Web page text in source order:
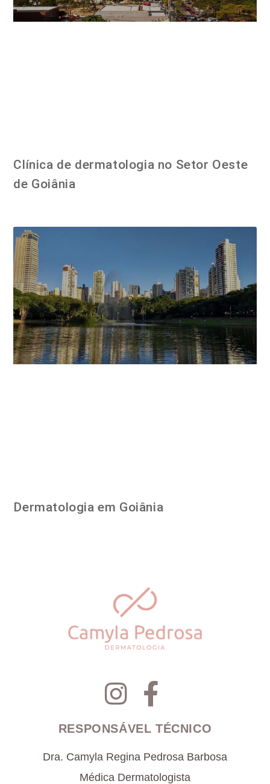
Clínica de dermatologia no Setor Oeste
de Goiânia
Dermatologia em Goiânia
RESPONSÁVEL TÉCNICO
Dra. Camyla Regina Pedrosa Barbosa
Médica Dermatologista